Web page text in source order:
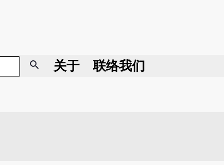
search 关于 联络我们